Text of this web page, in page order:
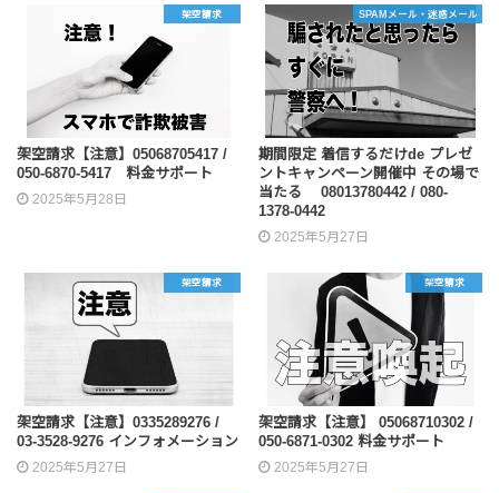
架空請求
架空請求【注意】05068705417 /
050-6870-5417 料金サポート
2025年5月28日
SPAMメール・迷惑メール
期間限定 着信するだけde プレゼ
ントキャンペーン開催中 その場で
当たる 08013780442 / 080-
1378-0442
2025年5月27日
架空請求
架空請求【注意】0335289276 /
03-3528-9276 インフォメーション
2025年5月27日
架空請求
架空請求【注意】 05068710302 /
050-6871-0302 料金サポート
2025年5月27日